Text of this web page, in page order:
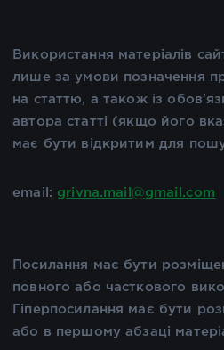
Використання матеріалів
лише за умови позначення
на статтю, а також із
автора статті (якщо його
має бути відкритим для
email: grivna.mail@gmail.com
Посилання має бути
повного або часткового
Гіперпосилання має бути
або в першому абзаці